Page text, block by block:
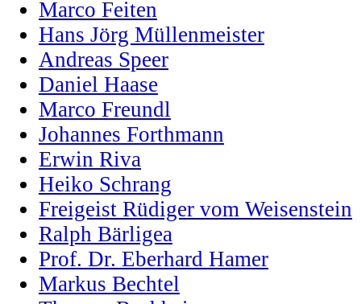
Marco Feiten
Hans Jörg Müllenmeister
Andreas Speer
Daniel Haase
Marco Freundl
Johannes Forthmann
Erwin Riva
Heiko Schrang
Freigeist Rüdiger vom Weisenstein
Ralph Bärligea
Prof. Dr. Eberhard Hamer
Markus Bechtel